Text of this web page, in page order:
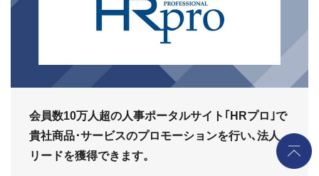
大
事
会員数10万人超の人事ポータルサイト｢HRプロ｣で
貴社商品･サービスのプロモーションを行い､法人
リードを獲得できます。